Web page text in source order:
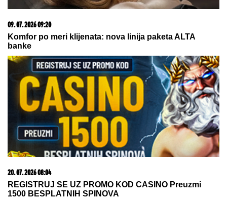
SUVI LUKSUZ I EGZOTIKA!Anđela i Gastoz pobegli
na Maldive, pa se pohvalili: Kokteli dobrodošlice,
nestvaran bazen i NEOČEKIVAN SUSRET na ulici
(FOTO)
OVO JE TRAGIČNA PRIČA KOJA SE
KRIJE IZA PESME "IVANOVA
KORITA"Merima Njegomir tražila